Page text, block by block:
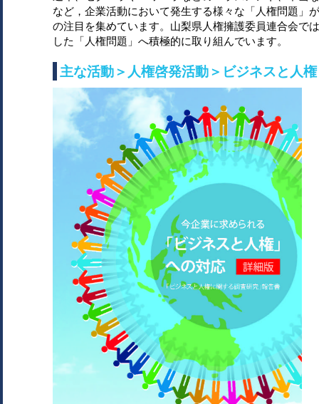
など，企業活動において発生する様々な「人権問題」
の注目を集めています。山梨県人権擁護委員連合会で
した「人権問題」へ積極的に取り組んでいます。
主な活動＞人権啓発活動＞ビジネスと人権